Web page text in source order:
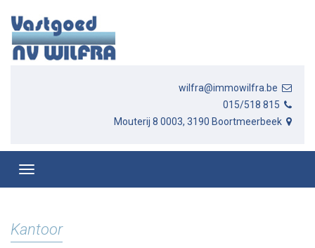
wilfra@immowilfra.be
015/518 815
Mouterij 8 0003, 3190 Boortmeerbeek
Kantoor